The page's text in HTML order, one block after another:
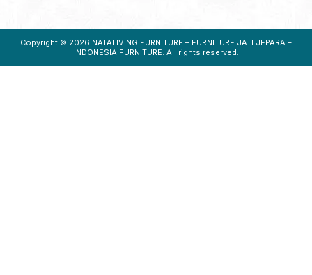
Copyright © 2026 NATALIVING FURNITURE – FURNITURE JATI JEPARA –
INDONESIA FURNITURE. All rights reserved.